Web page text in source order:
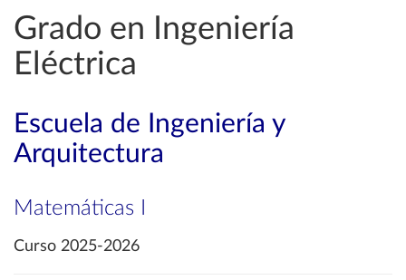
Grado en Ingeniería
Eléctrica
Escuela de Ingeniería y
Arquitectura
Matemáticas I
Curso 2025-2026